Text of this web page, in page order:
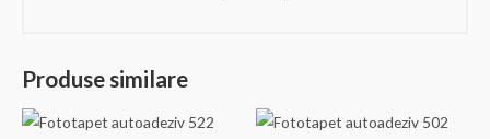
Produse similare